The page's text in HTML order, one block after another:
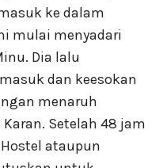
ke dalam
mulai menyadari
Dia lalu
dan keesokan
menaruh
Setelah 48 jam
ataupun